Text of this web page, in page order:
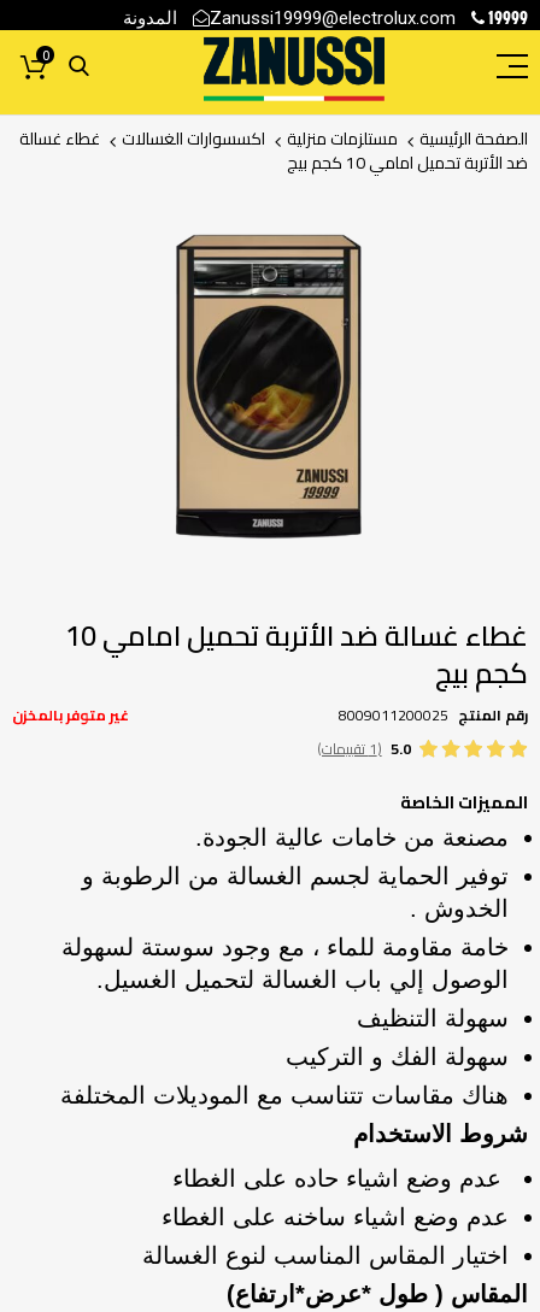
19999
Zanussi19999@electrolux.com المدونة
0
الصفحة الرئيسية مستلزمات منزلية اكسسوارات الغسالات غطاء غسالة
ضد الأتربة تحميل امامي 10 كجم بيج
بداية
معرض
الصور
غطاء غسالة ضد الأتربة تحميل امامي 10
كجم بيج
غير متوفر بالمخزن رقم المنتج 8009011200025
5.0 (1 تقييمات)
المميزات الخاصة
مصنعة من خامات عالية الجودة.
توفير الحماية لجسم الغسالة من الرطوبة و
الخدوش .
خامة مقاومة للماء ، مع وجود سوستة لسهولة
الوصول إلي باب الغسالة لتحميل الغسيل.
سهولة التنظيف
سهولة الفك و التركيب
هناك مقاسات تتناسب مع الموديلات المختلفة
شروط الاستخدام
عدم وضع اشياء حاده على الغطاء
عدم وضع اشياء ساخنه على الغطاء
اختيار المقاس المناسب لنوع الغسالة
المقاس ( طول *عرض*ارتفاع)